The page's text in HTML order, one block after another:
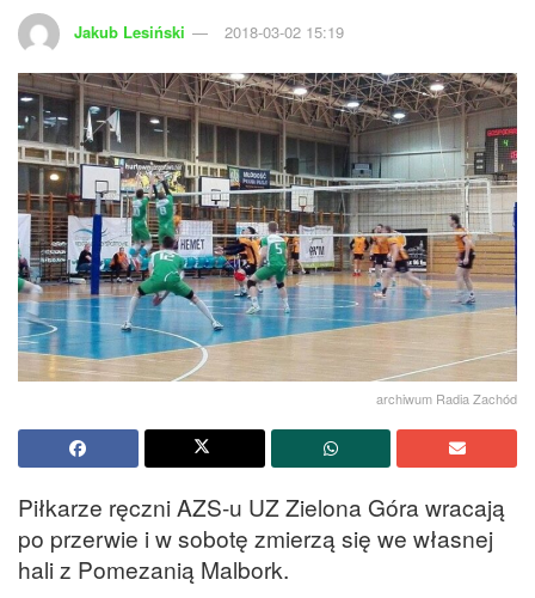
Jakub Lesiński 2018-03-02 15:19
archiwum Radia Zachód
Piłkarze ręczni AZS-u UZ Zielona Góra wracają
po przerwie i w sobotę zmierzą się we własnej
hali z Pomezanią Malbork.